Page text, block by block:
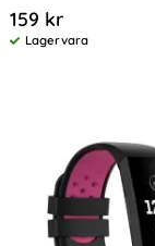
159 kr
Tillgänglighet:
Lagervara
4/3